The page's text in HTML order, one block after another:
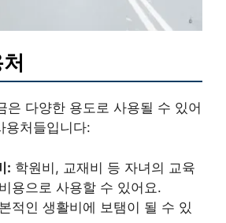
은 다양한 용도로 사용될 수 있어
용처들입니다:
: 학원비, 교재비 등 자녀의 교육
용으로 사용할 수 있어요.
적인 생활비에 보탬이 될 수 있